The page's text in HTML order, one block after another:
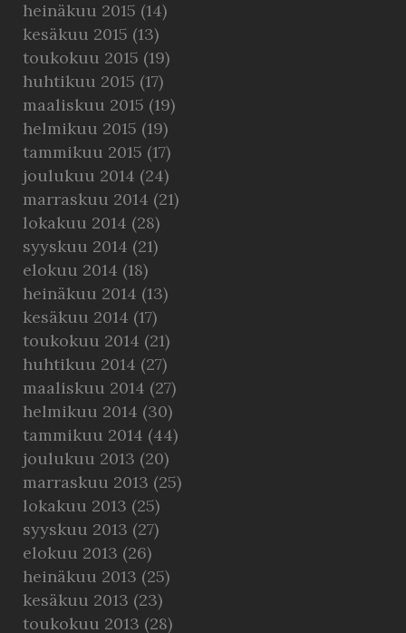
heinäkuu 2015 (14)
kesäkuu 2015 (13)
toukokuu 2015 (19)
huhtikuu 2015 (17)
maaliskuu 2015 (19)
helmikuu 2015 (19)
tammikuu 2015 (17)
joulukuu 2014 (24)
marraskuu 2014 (21)
lokakuu 2014 (28)
syyskuu 2014 (21)
elokuu 2014 (18)
heinäkuu 2014 (13)
kesäkuu 2014 (17)
toukokuu 2014 (21)
huhtikuu 2014 (27)
maaliskuu 2014 (27)
helmikuu 2014 (30)
tammikuu 2014 (44)
joulukuu 2013 (20)
marraskuu 2013 (25)
lokakuu 2013 (25)
syyskuu 2013 (27)
elokuu 2013 (26)
heinäkuu 2013 (25)
kesäkuu 2013 (23)
toukokuu 2013 (28)